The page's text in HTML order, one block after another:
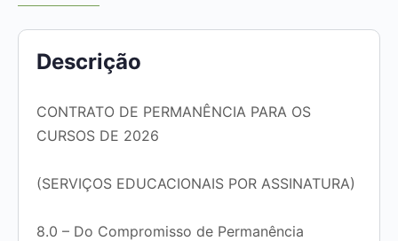
Descrição
CONTRATO DE PERMANÊNCIA PARA OS
CURSOS DE 2026
(SERVIÇOS EDUCACIONAIS POR ASSINATURA)
8.0 – Do Compromisso de Permanência